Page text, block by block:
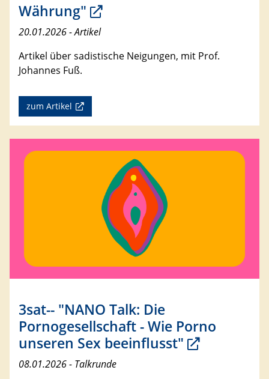
Währung"
20.01.2026 - Artikel
Artikel über sadistische Neigungen, mit Prof.
Johannes Fuß.
zum Artikel
3sat-- "NANO Talk: Die
Pornogesellschaft - Wie Porno
unseren Sex beeinflusst"
08.01.2026 - Talkrunde